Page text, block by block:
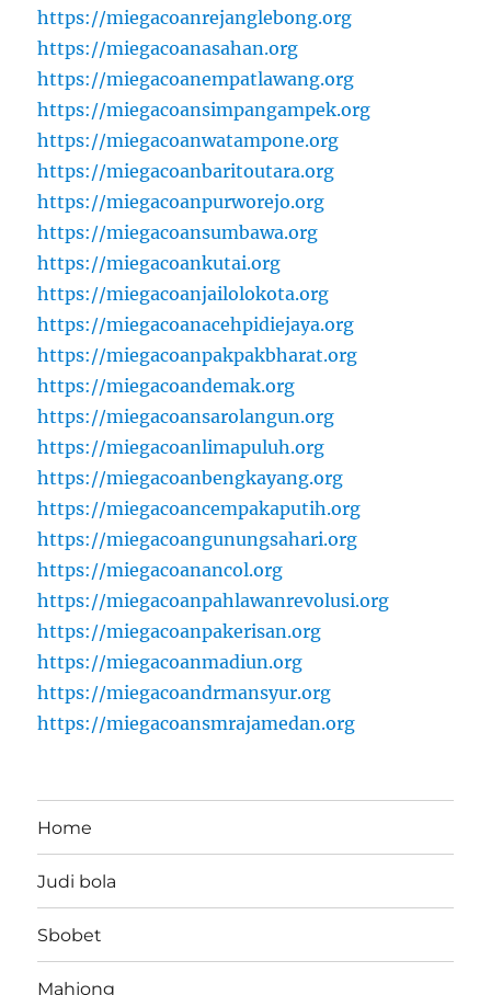
https://miegacoanrejanglebong.org
https://miegacoanasahan.org
https://miegacoanempatlawang.org
https://miegacoansimpangampek.org
https://miegacoanwatampone.org
https://miegacoanbaritoutara.org
https://miegacoanpurworejo.org
https://miegacoansumbawa.org
https://miegacoankutai.org
https://miegacoanjailolokota.org
https://miegacoanacehpidiejaya.org
https://miegacoanpakpakbharat.org
https://miegacoandemak.org
https://miegacoansarolangun.org
https://miegacoanlimapuluh.org
https://miegacoanbengkayang.org
https://miegacoancempakaputih.org
https://miegacoangunungsahari.org
https://miegacoanancol.org
https://miegacoanpahlawanrevolusi.org
https://miegacoanpakerisan.org
https://miegacoanmadiun.org
https://miegacoandrmansyur.org
https://miegacoansmrajamedan.org
Home
Judi bola
Sbobet
Mahjong